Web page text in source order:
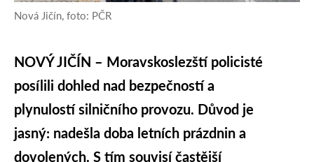
Nová Jičín, foto: PČR
NOVÝ JIČÍN – Moravskoslezští policisté
posílili dohled nad bezpečností a
plynulostí silničního provozu. Důvod je
jasný: nadešla doba letních prázdnin a
dovolených. S tím souvisí častější